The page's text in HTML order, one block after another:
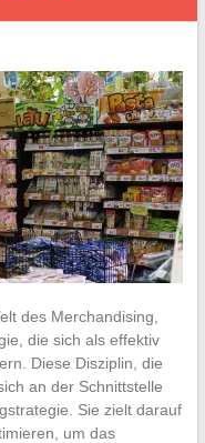
des Merchandising,
die sich als effektiv
Diese Disziplin, die
an der Schnittstelle
Sie zielt darauf
um das